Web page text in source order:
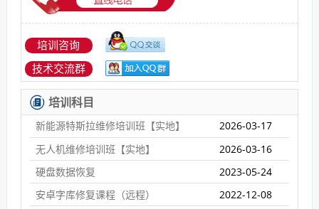
培训咨询
技术交流群
培训科目
新能源特斯拉维修培训班【实地】
2026-03-17
无人机维修培训班【实地】
2026-03-16
硬盘数据恢复
2023-05-24
安卓字库修复课程（远程）
2022-12-08